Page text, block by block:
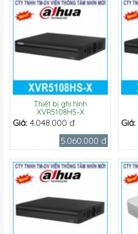
Thiết bị ghi hình
XVR5108HS-X
Giá: 4.048.000 đ
5.060.000 đ
Giá: